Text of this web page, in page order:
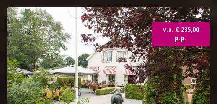
v.a. € 235,00
p.p.